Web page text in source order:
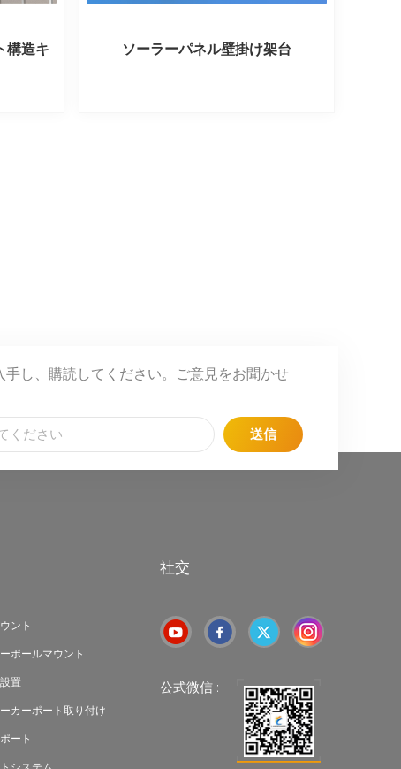
構造キ
ソーラーパネル壁掛け架台
手し、購読してください。ご意見をお聞かせ
送信
ント
ポールマウント
置
カーポート取り付け
ート
社交
公式微信 :